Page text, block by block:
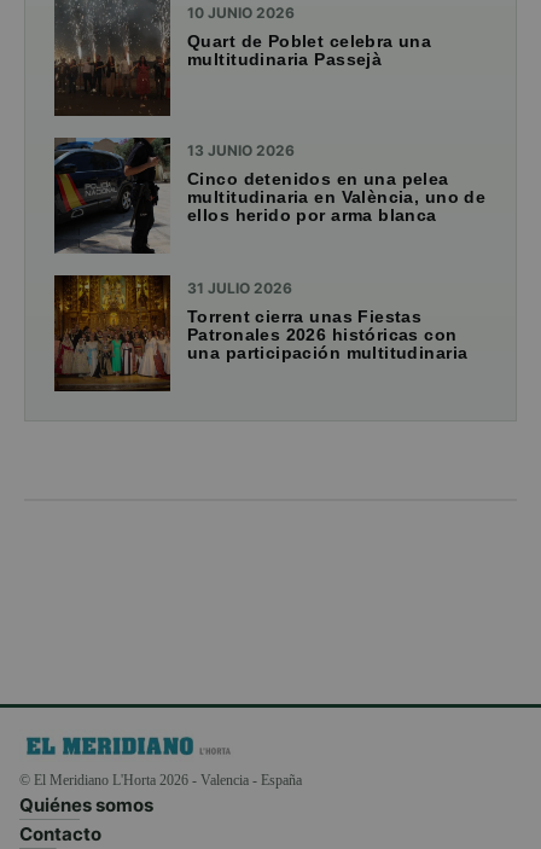
10 JUNIO 2026
Quart de Poblet celebra una
multitudinaria Passejà
13 JUNIO 2026
Cinco detenidos en una pelea
multitudinaria en València, uno de
ellos herido por arma blanca
31 JULIO 2026
Torrent cierra unas Fiestas
Patronales 2026 históricas con
una participación multitudinaria
© El Meridiano L'Horta 2026 - Valencia - España
Quiénes somos
Contacto